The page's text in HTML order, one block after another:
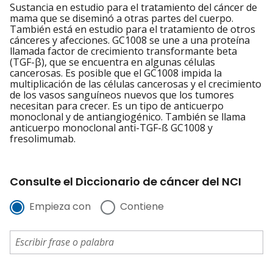
Sustancia en estudio para el tratamiento del cáncer de
mama que se diseminó a otras partes del cuerpo.
También está en estudio para el tratamiento de otros
cánceres y afecciones. GC1008 se une a una proteína
llamada factor de crecimiento transformante beta
(TGF-β), que se encuentra en algunas células
cancerosas. Es posible que el GC1008 impida la
multiplicación de las células cancerosas y el crecimiento
de los vasos sanguíneos nuevos que los tumores
necesitan para crecer. Es un tipo de anticuerpo
monoclonal y de antiangiogénico. También se llama
anticuerpo monoclonal anti-TGF-ß GC1008 y
fresolimumab.
Consulte el Diccionario de cáncer del NCI
Empieza con Contiene